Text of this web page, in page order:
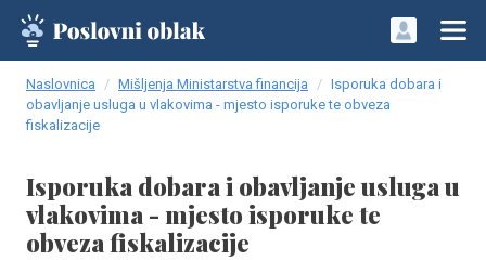
Naslovnica Mišljenja Ministarstva financija
Isporuka dobara i
obavljanje usluga u vlakovima - mjesto isporuke te obveza
fiskalizacije
Isporuka dobara i obavljanje usluga u
vlakovima - mjesto isporuke te
obveza fiskalizacije